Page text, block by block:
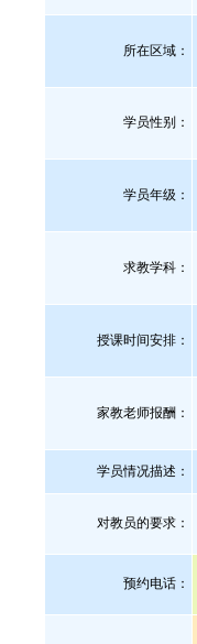
所在区域：
学员性别：
学员年级：
求教学科：
授课时间安排：
家教老师报酬：
学员情况描述：
对教员的要求：
预约电话：